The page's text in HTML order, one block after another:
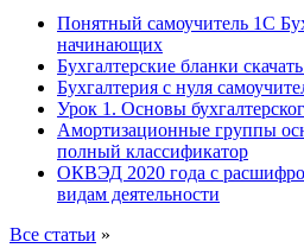
Понятный самоучитель 1С
начинающих
Бухгалтерские бланки
Бухгалтерия с нуля
Урок 1. Основы
Амортизационные группы
полный классификатор
ОКВЭД 2020 года с
видам деятельности
Все статьи »